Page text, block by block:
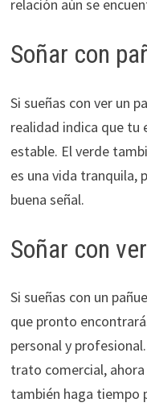
relación aún se
Soñar con
Si sueñas con ver un
realidad indica que tu
estable. El verde
es una vida tranquila,
buena señal.
Soñar con
Si sueñas con un
que pronto
personal y
trato comercial,
también haga tiempo